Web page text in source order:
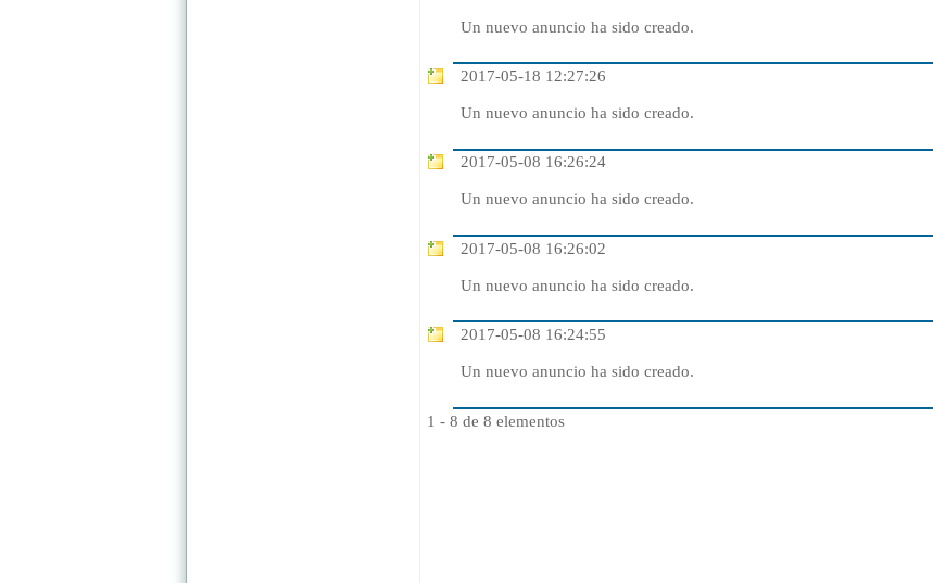
Un nuevo anuncio ha sido creado.
2017-05-18 12:27:26
Un nuevo anuncio ha sido creado.
2017-05-08 16:26:24
Un nuevo anuncio ha sido creado.
2017-05-08 16:26:02
Un nuevo anuncio ha sido creado.
2017-05-08 16:24:55
Un nuevo anuncio ha sido creado.
1 - 8 de 8 elementos